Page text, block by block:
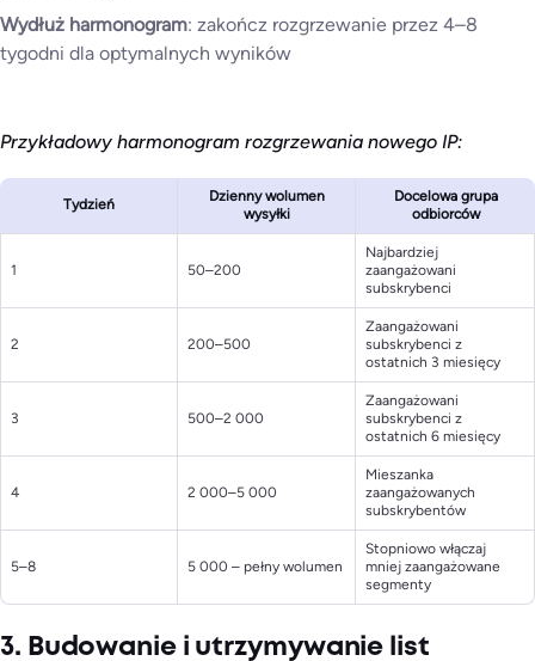
Wydłuż harmonogram: zakończ rozgrzewanie przez 4–8
tygodni dla optymalnych wyników
Przykładowy harmonogram rozgrzewania nowego IP:
Tydzień
Dzienny wolumen
wysyłki
Docelowa grupa
odbiorców
1 50–200
Najbardziej
zaangażowani
subskrybenci
2 200–500
Zaangażowani
subskrybenci z
ostatnich 3 miesięcy
3 500–2 000
Zaangażowani
subskrybenci z
ostatnich 6 miesięcy
4 2 000–5 000
Mieszanka
zaangażowanych
subskrybentów
5–8 5 000 – pełny wolumen
Stopniowo włączaj
mniej zaangażowane
segmenty
3. Budowanie i utrzymywanie list